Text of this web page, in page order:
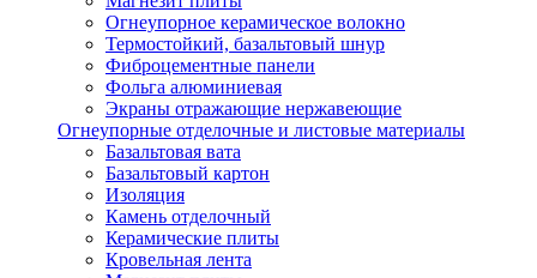
Огнеупорное керамическое волокно
Термостойкий, базальтовый шнур
Фиброцементные панели
Фольга алюминиевая
Экраны отражающие нержавеющие
Огнеупорные отделочные и листовые материалы
Базальтовая вата
Базальтовый картон
Изоляция
Камень отделочный
Керамические плиты
Кровельная лента